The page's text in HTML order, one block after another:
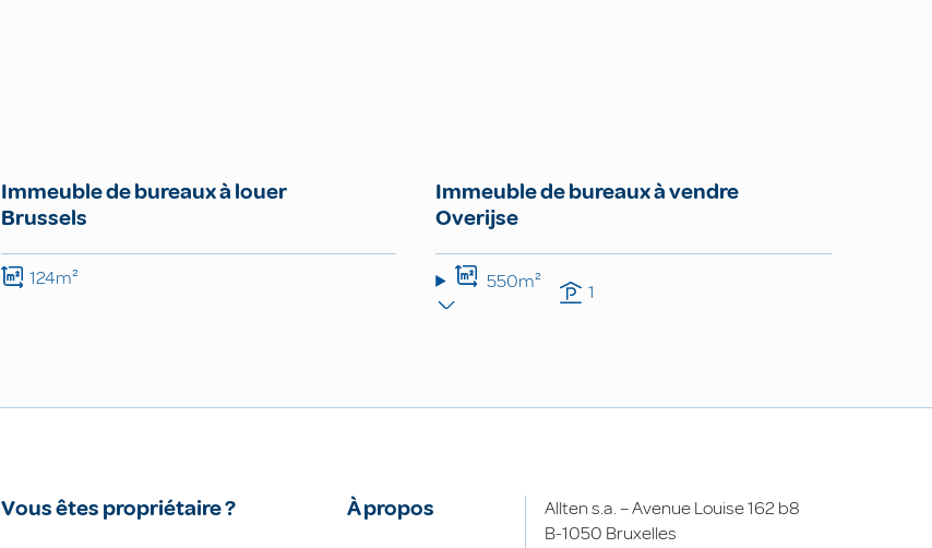
Immeuble de bureaux à louer
Brussels
124m²
Immeuble de bureaux à vendre
Overijse
550m² 1
Vous êtes propriétaire ?
À propos
Allten s.a. – Avenue Louise 162 b8
B-1050 Bruxelles